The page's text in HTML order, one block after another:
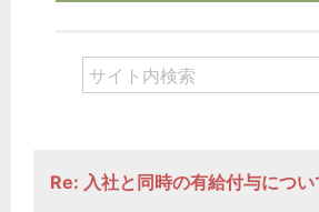
Re: 入社と同時の有給付与につい